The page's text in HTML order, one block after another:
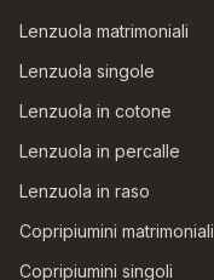
Lenzuola matrimoniali
Lenzuola singole
Lenzuola in cotone
Lenzuola in percalle
Lenzuola in raso
Copripiumini matrimoniali
Copripiumini singoli